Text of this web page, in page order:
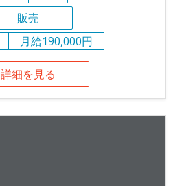
販売
月給190,000円
詳細を見る